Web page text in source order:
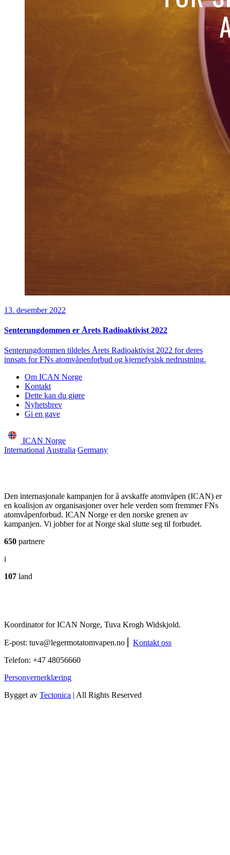
13. desember 2022
Senterungdommen er Årets Radioaktivist 2022
Senterungdommen tildeles Årets Radioaktivist 2022 for deres
innsats for FNs atomvåpenforbud og kjernefysisk nedrustning.
Om ICAN Norge
Kontakt
Dette kan du gjøre
Nyhetsbrev
Gi en gave
ICAN Norge
International Australia Germany
Den internasjonale kampanjen for å avskaffe atomvåpen (ICAN) er
en koalisjon av organisasjoner over hele verden som fremmer FNs
atomvåpenforbud. ICAN Norge er den norske grenen av
kampanjen. Vi jobber for at Norge skal slutte seg til forbudet.
650 partnere
i
107 land
Koordinator for ICAN Norge, Tuva Krogh Widskjold.
E-post: tuva@legermotatomvapen.no
Kontakt oss
Telefon: +47 48056660
Personvernerklæring
Bygget av Tectonica | All Rights Reserved